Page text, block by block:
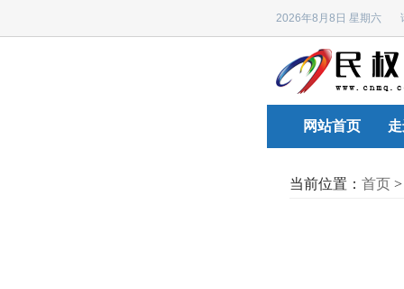
2026年8月8日 星期六
网站首页
当前位置： 首页